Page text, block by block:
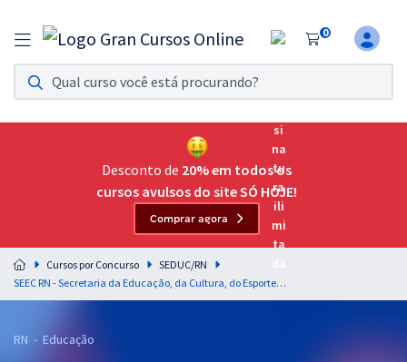
0
Assinatura Ilimitada 11
Acesso a todos os cursos. Teste grátis por 7 dias!
Assinatura OAB Até Passar
Acesso ilimitado a toda preparação para o Exame da
Residências Multiprofissionais
Preparação completa e intensiva para as principais
residências em saúde do Brasil
Desconto de 20% em todos os
cursos avulsos do site SÓ HOJE!
Comprar agora
Cursos por Concurso
SEDUC/RN
SEEC RN - Secretaria da Educação, da Cultura, do Esporte e do Lazer do Rio Grande do Norte - Conhecimentos Específicos para o Cargo de Professor - Geografia
RN - Educação